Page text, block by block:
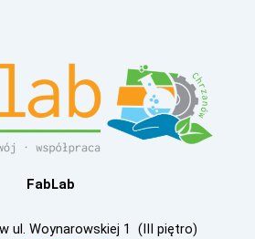
FabLab
ul. Woynarowskiej 1 (III piętro)